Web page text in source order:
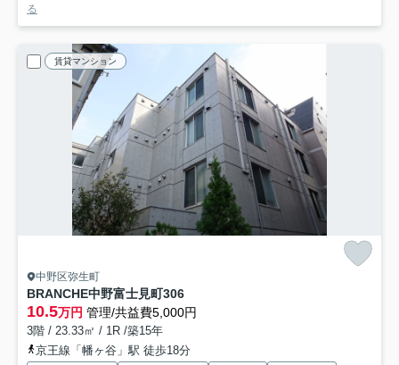
る
賃貸マンション
中野区弥生町
BRANCHE中野富士見町306
10.5万円 管理/共益費5,000円
3階 / 23.33㎡ / 1R /築15年
京王線「幡ヶ谷」駅 徒歩18分